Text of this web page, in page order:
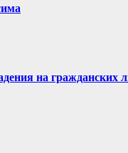
на гражданских